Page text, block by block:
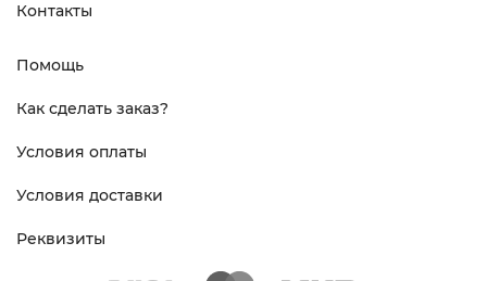
Контакты
Помощь
Как сделать заказ?
Условия оплаты
Условия доставки
Реквизиты